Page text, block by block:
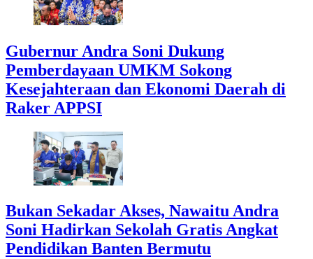
Gubernur Andra Soni Dukung
Pemberdayaan UMKM Sokong
Kesejahteraan dan Ekonomi Daerah di
Raker APPSI
Bukan Sekadar Akses, Nawaitu Andra
Soni Hadirkan Sekolah Gratis Angkat
Pendidikan Banten Bermutu